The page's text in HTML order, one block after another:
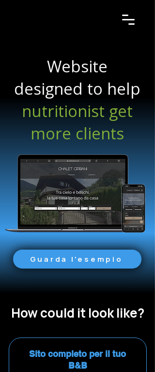
Website
designed to help
nutritionist get
more clients
Guarda l'esempio
How could it look like?
Sito completo per il tuo
B&B